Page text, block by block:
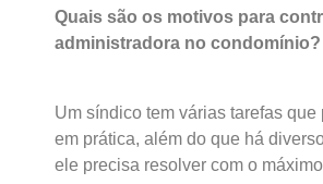
Quais são os motivos para
administradora no condomínio?
Um síndico tem várias tarefas
em prática, além do que há
ele precisa resolver com o